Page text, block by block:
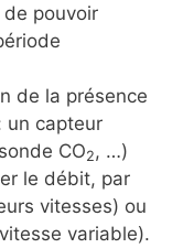
pouvoir
de la présence
un capteur
CO2 , …)
le débit, par
vitesses) ou
variable).